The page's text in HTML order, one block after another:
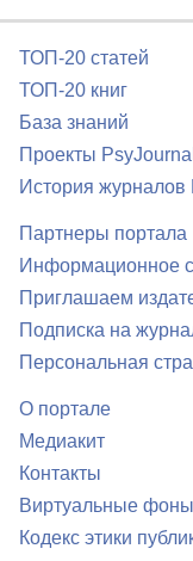
ТОП-20 статей
ТОП-20 книг
База знаний
Проекты
История
Партнеры портала
Информационное
Приглашаем
Подписка на
Персональная
О портале
Медиакит
Контакты
Виртуальные фоны
Кодекс этики